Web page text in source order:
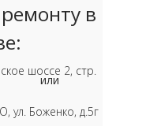
в
шоссе 2, стр.
ул. Боженко, д.5г
или